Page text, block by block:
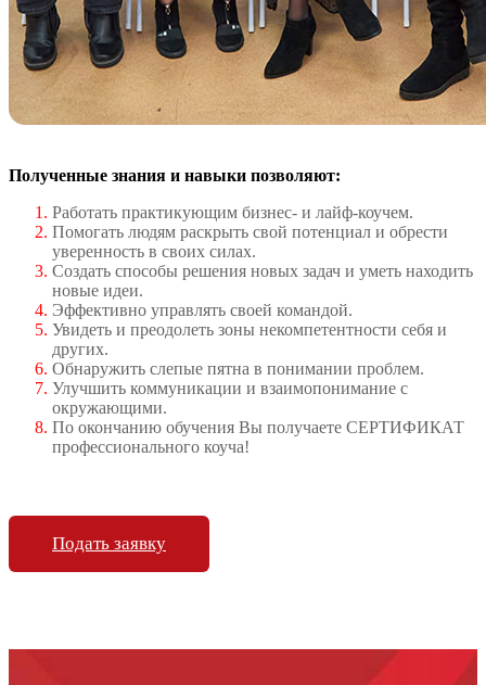
Полученные знания и навыки позволяют:
Работать практикующим бизнес- и лайф-коучем.
Помогать людям раскрыть свой потенциал и обрести
уверенность в своих силах.
Создать способы решения новых задач и уметь находить
новые идеи.
Эффективно управлять своей командой.
Увидеть и преодолеть зоны некомпетентности себя и
других.
Обнаружить слепые пятна в понимании проблем.
Улучшить коммуникации и взаимопонимание с
окружающими.
По окончанию обучения Вы получаете СЕРТИФИКАТ
профессионального коуча!
Подать заявку